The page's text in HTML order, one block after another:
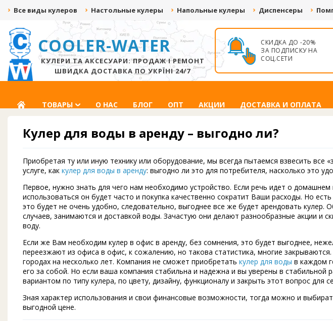
Все виды кулеров Настольные кулеры Напольные кулеры Диспенсеры
COOLER-WATER
КУЛЕРИ ТА АКСЕСУАРИ: ПРОДАЖ І РЕМОНТ
ШВИДКА ДОСТАВКА ПО УКРЇНІ 24/7
ДАРИМ ДО 500 ГРН
ЗА ВИДЕО С
РАСПАКОВКОЙ!
СКИДКА ДО -20%
ЗА ПОДПИСКУ НА
СОЦ.СЕТИ
ПОСТОЯННЫМ
КЛИЕНТАМ
СКИДКА
ГЛАВНАЯТОВАРЫ О НАС БЛОГ ОПТ АКЦИИ ДОСТАВКА И ОПЛАТА
Кулер для воды в аренду – выгодно ли?
Приобретая ту или иную технику или оборудование, мы всегда пытаемся взвесить
услуге, как кулер для воды в аренду: выгодно ли это для потребителя, насколько это
Первое, нужно знать для чего нам необходимо устройство. Если речь идет о
использоваться он будет часто и покупка качественно сократит Ваши расходы. Но
это будет не очень удобно, следовательно, выгоднее все же будет арендовать
случаев, занимаются и доставкой воды. Зачастую они делают разнообразные акции
воду.
Если же Вам необходим кулер в офис в аренду, без сомнения, это будет выгоднее,
переезжают из офиса в офис, к сожалению, но такова статистика, многие
городах на несколько лет. Компания не сможет приобретать кулер для воды в каждом
его за собой. Но если ваша компания стабильна и надежна и вы уверены в
вариантом по типу кулера, по цвету, дизайну, функционалу и закрыть этот вопрос для
Зная характер использования и свои финансовые возможности, тогда можно и
выгодной цене.